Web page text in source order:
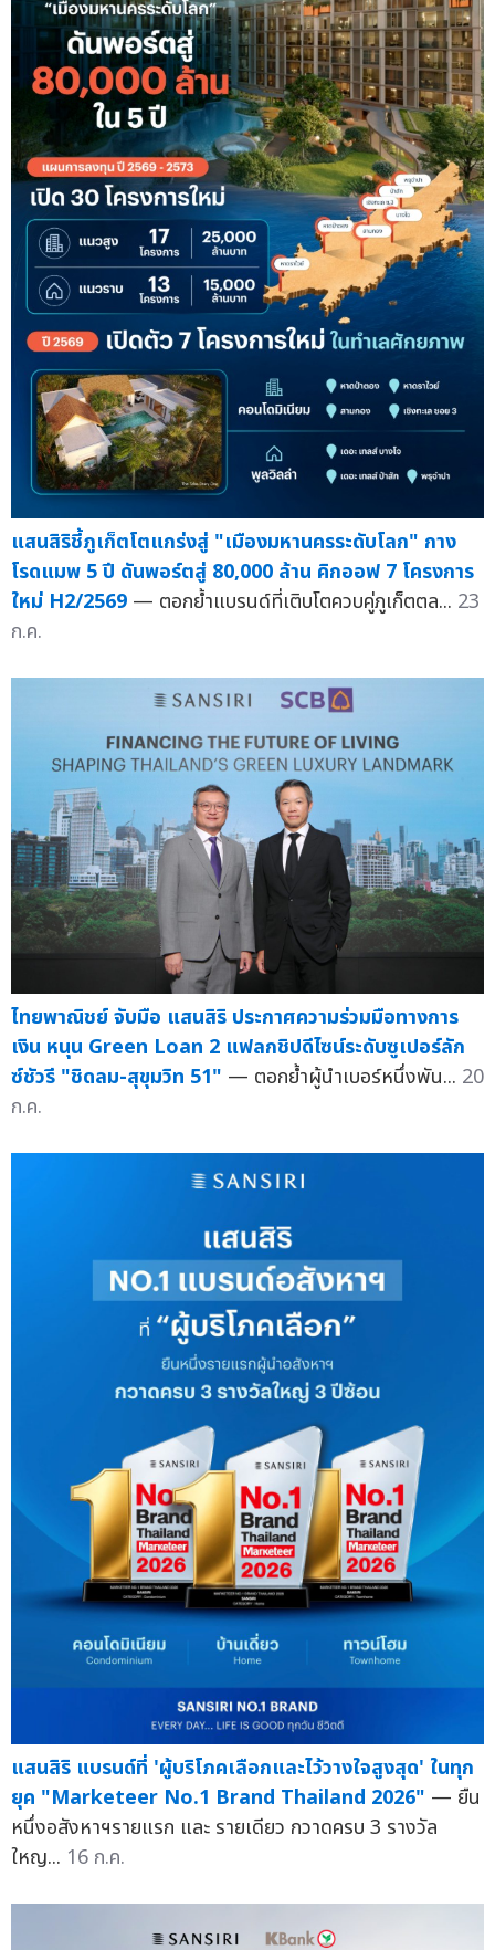
แสนสิริชี้ภูเก็ตโตแกร่งสู่ "เมืองมหานครระดับโลก" กาง
โรดแมพ 5 ปี ดันพอร์ตสู่ 80,000 ล้าน คิกออฟ 7 โครงการ
ใหม่ H2/2569 — ตอกย้ำแบรนด์ที่เติบโตควบคู่ภูเก็ตตล... 23
ก.ค.
ไทยพาณิชย์ จับมือ แสนสิริ ประกาศความร่วมมือทางการ
เงิน หนุน Green Loan 2 แฟลกชิปดีไซน์ระดับซูเปอร์ลัก
ซ์ชัวรี "ชิดลม-สุขุมวิท 51" — ตอกย้ำผู้นำเบอร์หนึ่งพัน... 20
ก.ค.
แสนสิริ แบรนด์ที่ 'ผู้บริโภคเลือกและไว้วางใจสูงสุด' ในทุก
ยุค "Marketeer No.1 Brand Thailand 2026" — ยืน
หนึ่งอสังหาฯรายแรก และ รายเดียว กวาดครบ 3 รางวัล
ใหญ... 16 ก.ค.